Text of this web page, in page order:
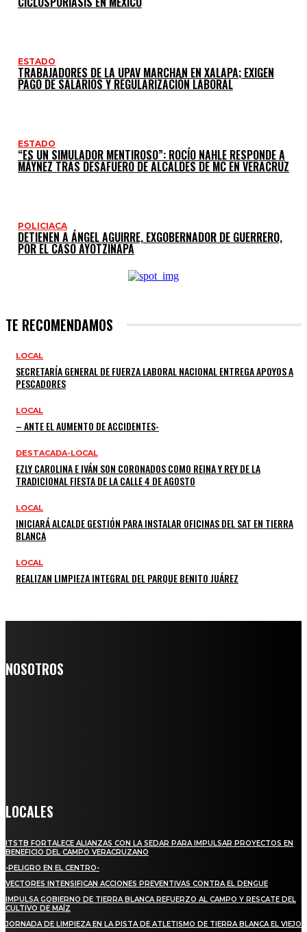
ESTADO
TRABAJADORES DE LA UPAV MARCHAN EN XALAPA; EXIGEN
PAGO DE SALARIOS Y REGULARIZACIÓN LABORAL
ESTADO
“ES UN SIMULADOR MENTIROSO”: ROCÍO NAHLE RESPONDE A
MÁYNEZ TRAS DESAFUERO DE ALCALDES DE MC EN VERACRUZ
POLICIACA
DETIENEN A ÁNGEL AGUIRRE, EXGOBERNADOR DE GUERRERO,
POR EL CASO AYOTZINAPA
TE RECOMENDAMOS
LOCAL
SECRETARÍA GENERAL DE FUERZA LABORAL NACIONAL ENTREGA APOYOS A
PESCADORES
LOCAL
– ANTE EL AUMENTO DE ACCIDENTES-
DESTACADA-LOCAL
EZLY CAROLINA E IVÁN SON CORONADOS COMO REINA Y REY DE LA
TRADICIONAL FIESTA DE LA CALLE 4 DE AGOSTO
LOCAL
INICIARÁ ALCALDE GESTIÓN PARA INSTALAR OFICINAS DEL SAT EN TIERRA
BLANCA
LOCAL
REALIZAN LIMPIEZA INTEGRAL DEL PARQUE BENITO JUÁREZ
NOSOTROS
LOCALES
ITSTB FORTALECE ALIANZAS CON LA SEDAR PARA IMPULSAR PROYECTOS EN
BENEFICIO DEL CAMPO VERACRUZANO
-PELIGRO EN EL CENTRO-
VECTORES INTENSIFICAN ACCIONES PREVENTIVAS CONTRA EL DENGUE
IMPULSA GOBIERNO DE TIERRA BLANCA REFUERZO AL CAMPO Y RESCATE DEL
CULTIVO DE MAÍZ
JORNADA DE LIMPIEZA EN LA PISTA DE ATLETISMO DE TIERRA BLANCA EL VIEJO